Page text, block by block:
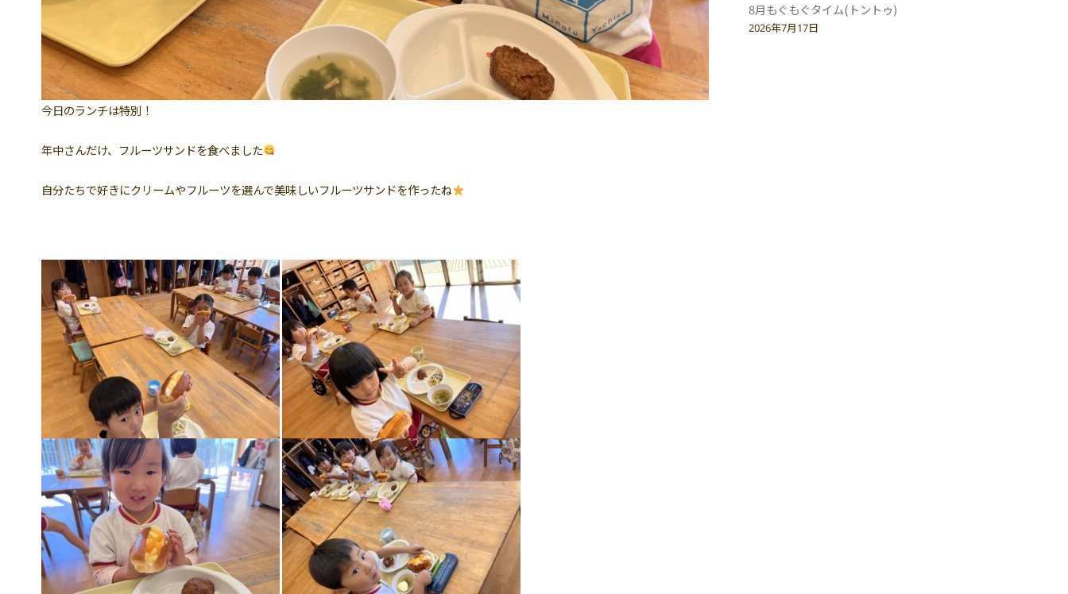
今日のランチは特別！
年中さんだけ、フルーツサンドを食べました
自分たちで好きにクリームやフルーツを選んで美味しいフルーツサンドを作ったね
8月もぐもぐタイム(トントゥ)
2026年7月17日